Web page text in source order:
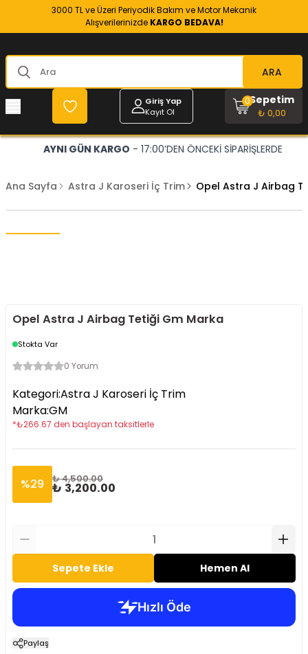
3000 TL ve Üzeri Periyodik Bakım ve Motor Mekanik
Alışverilerinizde KARGO BEDAVA!
ARA
Giriş Yap
Kayıt Ol
Sepetim
₺ 0,00
0
AYNI GÜN KARGO - 17:00’DEN ÖNCEKİ SİPARİŞLERDE
Ana Sayfa Astra J Karoseri İç Trim Opel Astra J Airbag
Opel Astra J Airbag Tetiği Gm Marka
Stokta Var
0 Yorum
Kategori:Astra J Karoseri İç Trim
Marka:GM
*₺266.67 den başlayan taksitlerle
%29 ₺ 4,500.00
₺ 3,200.00
Sepete Ekle Hemen Al
Paylaş